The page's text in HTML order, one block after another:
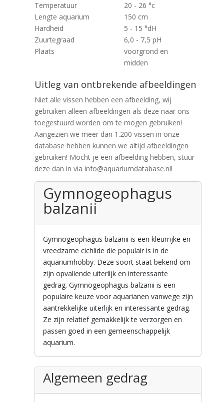
Temperatuur
20 - 26 °c
Lengte aquarium
150 cm
Hardheid
5 - 15 °dH
Zuurtegraad
6,0 - 7,5 pH
Plaats
voorgrond en
midden
Uitleg van ontbrekende afbeeldingen
Niet alle vissen hebben een afbeelding, wij
gebruiken alleen afbeeldingen als deze naar ons
toegestuurd worden om te mogen gebruiken!
Aangezien we meer dan 1.200 vissen in onze
database hebben kunnen we altijd afbeeldingen
gebruiken! Mocht je een afbeelding hebben, stuur
deze dan in via info@aquariumdatabase.nl!
Gymnogeophagus
balzanii
Gymnogeophagus balzanii is een kleurrijke en
vreedzame cichlide die populair is in de
aquariumhobby. Deze soort staat bekend om
zijn opvallende uiterlijk en interessante
gedrag. Gymnogeophagus balzanii is een
populaire keuze voor aquarianen vanwege zijn
aantrekkelijke uiterlijk en interessante gedrag.
Ze zijn relatief gemakkelijk te verzorgen en
passen goed in een gemeenschappelijk
aquarium.
Algemeen gedrag